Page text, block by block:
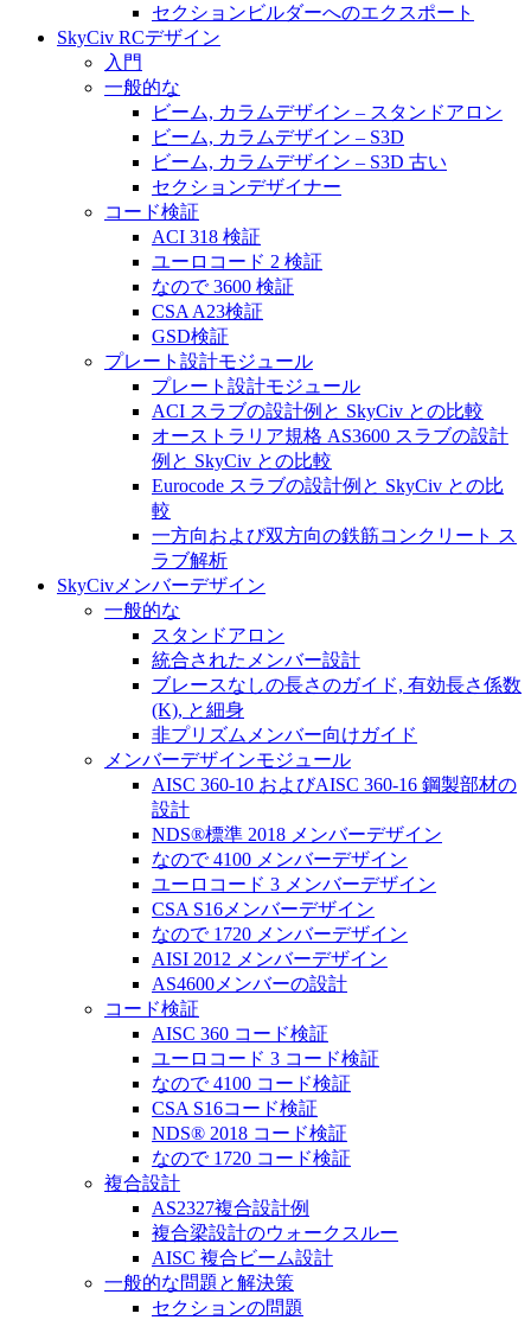
セクションビルダーへのエクスポート
SkyCiv RCデザイン
入門
一般的な
ビーム, カラムデザイン – スタンドアロン
ビーム, カラムデザイン – S3D
ビーム, カラムデザイン – S3D 古い
セクションデザイナー
コード検証
ACI 318 検証
ユーロコード 2 検証
なので 3600 検証
CSA A23検証
GSD検証
プレート設計モジュール
プレート設計モジュール
ACI スラブの設計例と SkyCiv との比較
オーストラリア規格 AS3600 スラブの設計
例と SkyCiv との比較
Eurocode スラブの設計例と SkyCiv との比
較
一方向および双方向の鉄筋コンクリート ス
ラブ解析
SkyCivメンバーデザイン
一般的な
スタンドアロン
統合されたメンバー設計
ブレースなしの長さのガイド, 有効長さ係数
(K), と細身
非プリズムメンバー向けガイド
メンバーデザインモジュール
AISC 360-10 およびAISC 360-16 鋼製部材の
設計
NDS®標準 2018 メンバーデザイン
なので 4100 メンバーデザイン
ユーロコード 3 メンバーデザイン
CSA S16メンバーデザイン
なので 1720 メンバーデザイン
AISI 2012 メンバーデザイン
AS4600メンバーの設計
コード検証
AISC 360 コード検証
ユーロコード 3 コード検証
なので 4100 コード検証
CSA S16コード検証
NDS® 2018 コード検証
なので 1720 コード検証
複合設計
AS2327複合設計例
複合梁設計のウォークスルー
AISC 複合ビーム設計
一般的な問題と解決策
セクションの問題